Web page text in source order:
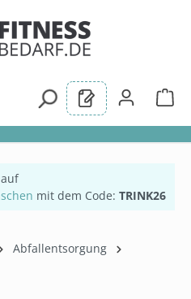
auf
mit dem Code: TRINK26
Abfallentsorgung